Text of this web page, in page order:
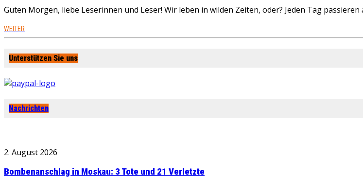
Guten Morgen, liebe Leserinnen und Leser! Wir leben in wilden Zeiten, oder? Jeden Tag
WEITER
Unterstützen Sie uns
Nachrichten
2. August 2026
Bombenanschlag in Moskau: 3 Tote und 21 Verletzte